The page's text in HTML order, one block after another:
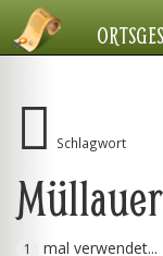
Schlagwort
1 mal verwendet...